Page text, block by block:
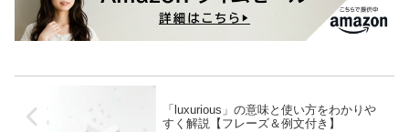
「luxurious」の意味と使い方をわかりや
すく解説【フレーズ＆例文付き】